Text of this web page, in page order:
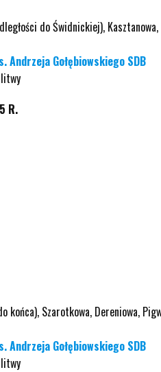
do Świdnickiej),
Andrzeja Gołębiowskiego SDB
R.
Szarotkowa, Dereniowa,
Andrzeja Gołębiowskiego SDB